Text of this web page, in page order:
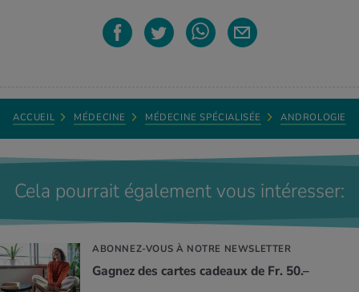
ACCUEIL MÉDECINE MÉDECINE SPÉCIALISÉE ANDROLOGIE
Cela pourrait également vous intéresser:
ABONNEZ-VOUS À NOTRE NEWSLETTER
Gagnez des cartes cadeaux de Fr. 50.–